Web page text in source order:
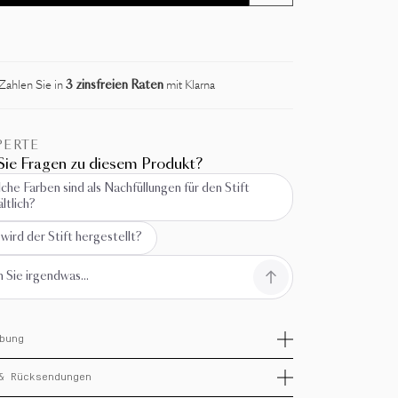
Sie in 3 zinsfreien Ratenmit Klarna
Fragen zu diesem Produkt?
Farben sind als Nachfüllungen für den Stift
wird der Stift hergestellt?
Neue "Sword" Klammer. Zugehörige
040853 Blau 040854 Schwarz 040358 Rosa
Rücksendungen